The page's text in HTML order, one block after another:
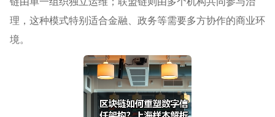
理，这种模式特别适合金融、政务等需要多方协作的商业环
境。